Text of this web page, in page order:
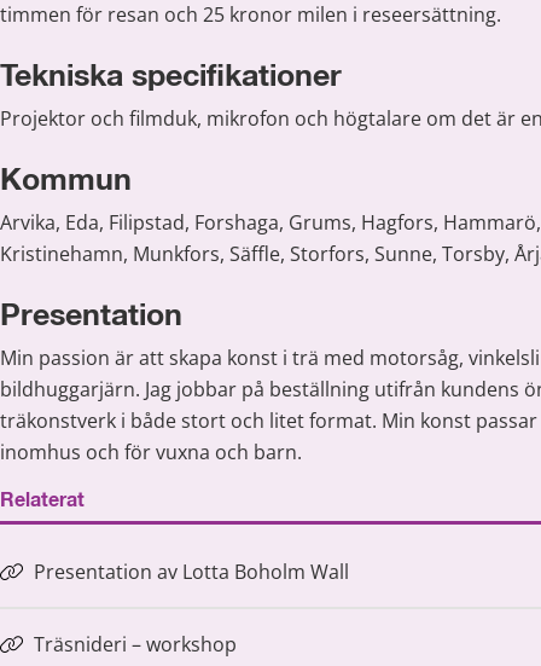
timmen för resan och 25 kronor milen i reseersättning.
Tekniska specifikationer
Projektor och filmduk, mikrofon och högtalare om det är
Kommun
Arvika, Eda, Filipstad, Forshaga, Grums, Hagfors,
Kristinehamn, Munkfors, Säffle, Storfors, Sunne, Torsby,
Presentation
Min passion är att skapa konst i trä med motorsåg,
bildhuggarjärn. Jag jobbar på beställning utifrån kundens
träkonstverk i både stort och litet format. Min konst
inomhus och för vuxna och barn.
Relaterat
Presentation av Lotta Boholm Wall
Träsnideri – workshop